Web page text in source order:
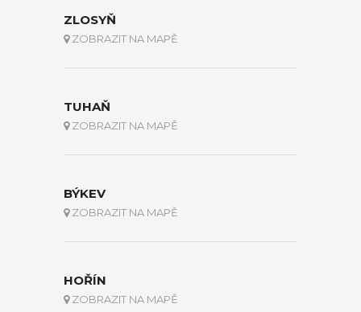
ZLOSYŇ
ZOBRAZIT NA MAPĚ
TUHAŇ
ZOBRAZIT NA MAPĚ
BÝKEV
ZOBRAZIT NA MAPĚ
HOŘÍN
ZOBRAZIT NA MAPĚ